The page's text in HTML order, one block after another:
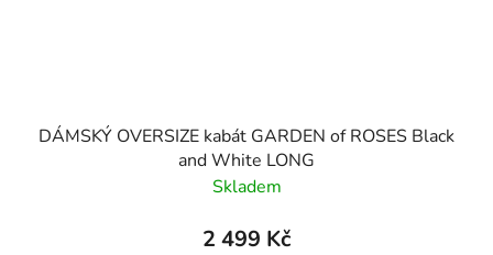
DÁMSKÝ OVERSIZE kabát GARDEN of ROSES Black
and White LONG
Skladem
2 499 Kč